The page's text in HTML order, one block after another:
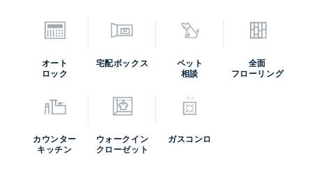
オート
ロック
宅配ボックス
ペット
相談
全面
フローリング
カウンター
キッチン
ウォークイン
クローゼット
ガスコンロ